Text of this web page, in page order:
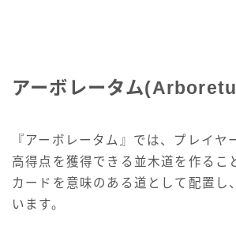
アーボレータム
『アーボレータム』では、プレイヤ
高得点を獲得できる並木道を作るこ
カードを意味のある道として配置し
います。